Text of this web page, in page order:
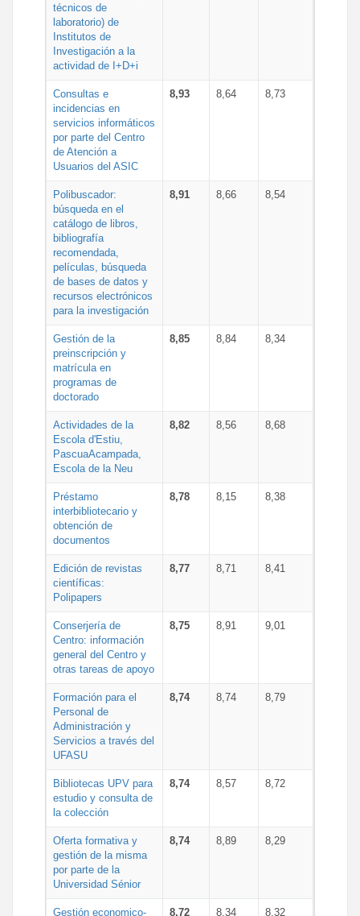
técnicos de
laboratorio) de
Institutos de
Investigación a la
actividad de I+D+i
Consultas e
incidencias en
servicios informáticos
por parte del Centro
de Atención a
Usuarios del ASIC
8,93 8,64 8,73
Polibuscador:
búsqueda en el
catálogo de libros,
bibliografía
recomendada,
películas, búsqueda
de bases de datos y
recursos electrónicos
para la investigación
8,91 8,66 8,54
Gestión de la
preinscripción y
matrícula en
programas de
doctorado
8,85 8,84 8,34
Actividades de la
Escola d'Estiu,
PascuaAcampada,
Escola de la Neu
8,82 8,56 8,68
Préstamo
interbibliotecario y
obtención de
documentos
8,78 8,15 8,38
Edición de revistas
científicas:
Polipapers
8,77 8,71 8,41
Conserjería de
Centro: información
general del Centro y
otras tareas de apoyo
8,75 8,91 9,01
Formación para el
Personal de
Administración y
Servicios a través del
UFASU
8,74 8,74 8,79
Bibliotecas UPV para
estudio y consulta de
la colección
8,74 8,57 8,72
Oferta formativa y
gestión de la misma
por parte de la
Universidad Sénior
8,74 8,89 8,29
Gestión economico- 8,72 8,34 8,32